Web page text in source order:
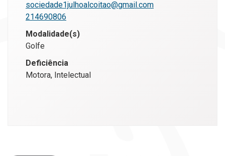
sociedade1julhoalcoitao@gmail.com
214690806
Modalidade(s)
Golfe
Deficiência
Motora, Intelectual